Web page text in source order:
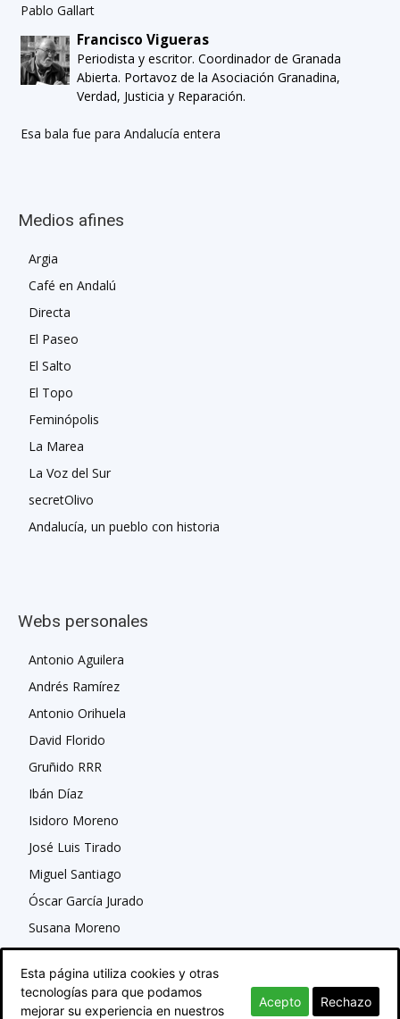
Pablo Gallart
Francisco Vigueras
Periodista y escritor. Coordinador de Granada
Abierta. Portavoz de la Asociación Granadina,
Verdad, Justicia y Reparación.
Esa bala fue para Andalucía entera
Medios afines
Argia
Café en Andalú
Directa
El Paseo
El Salto
El Topo
Feminópolis
La Marea
La Voz del Sur
secretOlivo
Andalucía, un pueblo con historia
Webs personales
Antonio Aguilera
Andrés Ramírez
Antonio Orihuela
David Florido
Gruñido RRR
Ibán Díaz
Isidoro Moreno
José Luis Tirado
Miguel Santiago
Óscar García Jurado
Susana Moreno
Esta página utiliza cookies y otras
tecnologías para que podamos
mejorar su experiencia en nuestros
Acepto Rechazo